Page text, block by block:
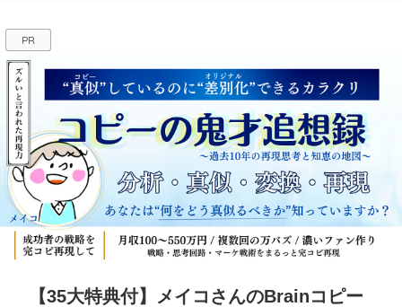
PR
【35大特典付】メイコさんのBrainコピー